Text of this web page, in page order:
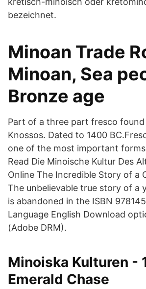
bezeichnet.
Minoan Trade
Minoan, Sea
Bronze age
Part of a three part fresco
Knossos. Dated to 1400
one of the most important
Read Die Minoische Kultur Des
Online The Incredible Story of a
The unbelievable true story of a
is abandoned in the ISBN
Language English Download
(Adobe DRM).
Minoiska Kulturen -
Emerald Chase